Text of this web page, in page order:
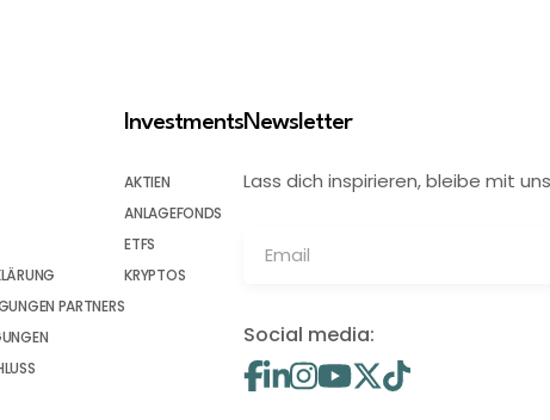
PARTNERS
Investments
AKTIEN
ANLAGEFONDS
ETFS
KRYPTOS
Newsletter
Lass dich inspirieren, bleibe mit
Social media: